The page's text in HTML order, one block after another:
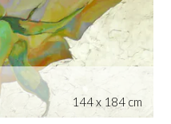
144 x 184 cm